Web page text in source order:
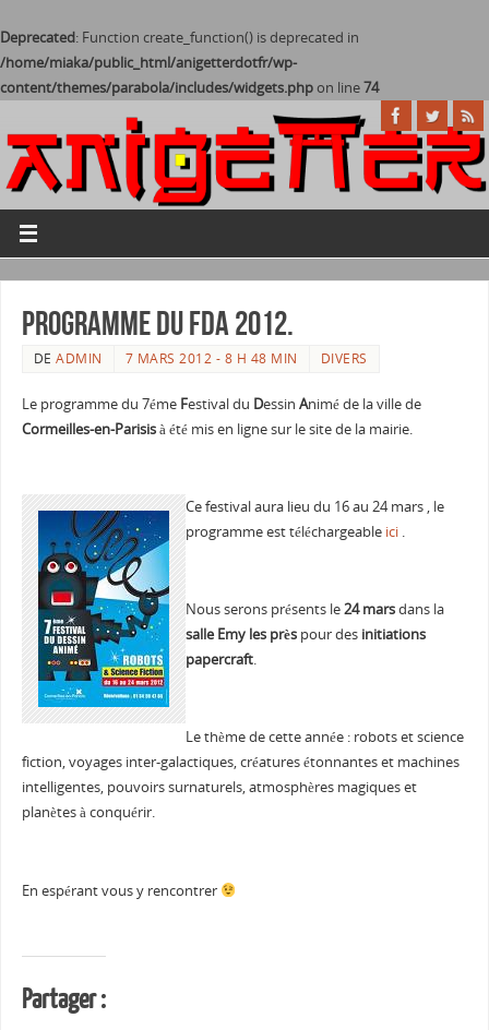
Deprecated: Function create_function() is deprecated in
/home/miaka/public_html/anigetterdotfr/wp-
content/themes/parabola/includes/widgets.phpon line74
Programme du FDA 2012.
DEADMIN 7 MARS 2012 - 8 H 48 MIN DIVERS
Le programme du 7éme Festival du Dessin Animé de la ville de
Cormeilles-en-Parisisà été mis en ligne sur le site de la mairie.
Ce festival aura lieu du 16 au 24 mars , le
programme est téléchargeable ici .
Nous serons présents le24 marsdans la
salle Emy les près pour desinitiations
papercraft.
Le thème de cette année : robots et science
fiction, voyages inter-galactiques, créatures étonnantes et machines
intelligentes, pouvoirs surnaturels, atmosphères magiques et
planètes à conquérir.
En espérant vous y rencontrer
Partager :